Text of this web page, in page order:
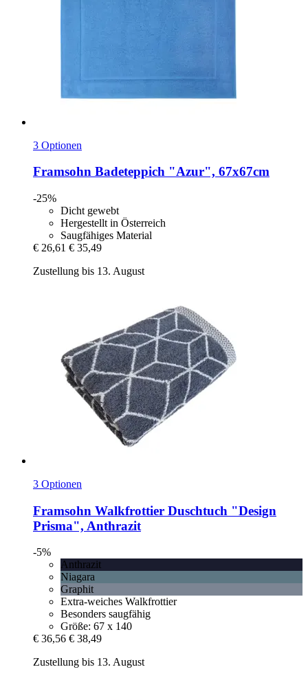
3 Optionen
Framsohn Badeteppich "Azur", 67x67cm
-25%
Dicht gewebt
Hergestellt in Österreich
Saugfähiges Material
€ 26,61 € 35,49
Zustellung bis 13. August
3 Optionen
Framsohn Walkfrottier Duschtuch "Design
Prisma", Anthrazit
-5%
Anthrazit
Niagara
Graphit
Extra-weiches Walkfrottier
Besonders saugfähig
Größe: 67 x 140
€ 36,56 € 38,49
Zustellung bis 13. August